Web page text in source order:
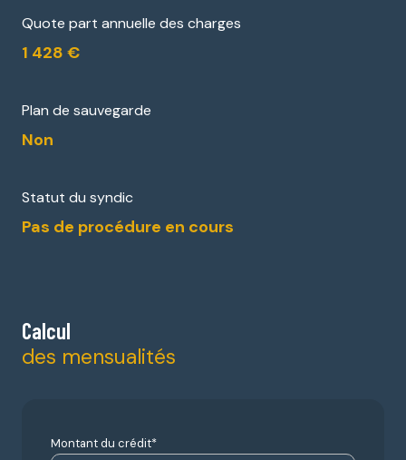
Quote part annuelle des charges
1 428 €
Plan de sauvegarde
Non
Statut du syndic
Pas de procédure en cours
Calcul
des mensualités
Montant du crédit*